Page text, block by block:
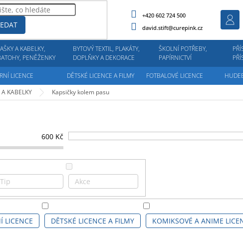
+420 602 724 500
david.stift@curepink.cz
A KABELKY,
PENĚŽENKY
BYTOVÝ TEXTIL, PLAKÁTY,
DOPLŇKY A DEKORACE
ŠKOLNÍ POTŘEBY,
PAPÍRNICTVÍ
LICENCE DĚTSKÉ LICENCE A FILMY FOTBALOVÉ LICENCE
KABELKY Kapsičky kolem pasu
600 Kč
Tip Akce
LICENCE DĚTSKÉ LICENCE A FILMY KOMIKSOVÉ A ANIME